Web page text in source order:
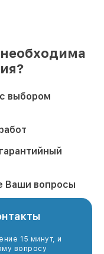
выбором
Ваши вопросы
15 минут, и
вопросу